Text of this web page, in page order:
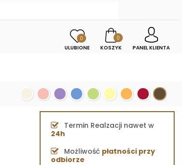
0
ULUBIONE
0
KOSZYK
PANEL KLIENTA
Termin Realzacji nawet w
24h
Możliwość płatności przy
odbiorze